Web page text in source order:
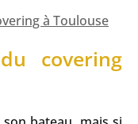
à Toulouse
covering